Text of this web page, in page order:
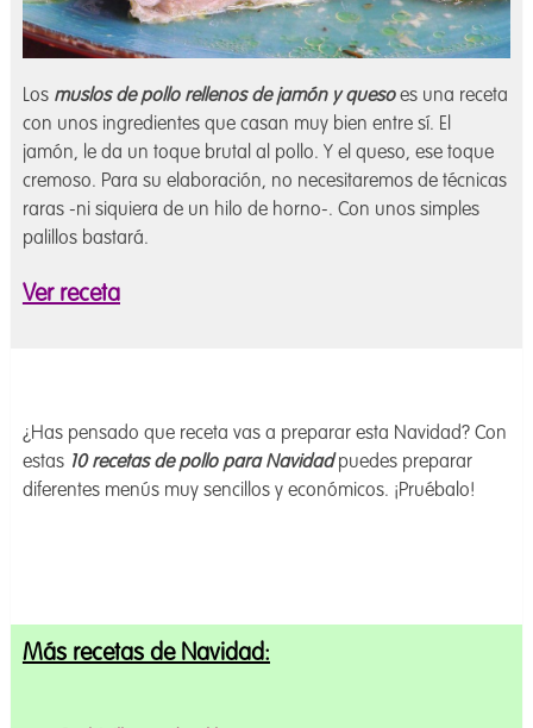
Los muslos de pollo rellenos de jamón y quesoes una receta
con unos ingredientes que casan muy bien entre sí. El
jamón, le da un toque brutal al pollo. Y el queso, ese toque
cremoso. Para su elaboración, no necesitaremos de técnicas
raras -ni siquiera de un hilo de horno-. Con unos simples
palillos bastará.
Ver receta
¿Has pensado que receta vas a preparar esta Navidad? Con
estas 10 recetas de pollo para Navidadpuedes preparar
diferentes menús muy sencillos y económicos. ¡Pruébalo!
Más recetas de Navidad: